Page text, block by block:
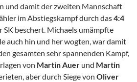
und damit der zweiten Mannschaft
im Abstiegskampf durch das4:4
SK beschert. Michaels umämpfte
auch hin und her wogten, war damit
gesamten sehr spannenden Kampf,
von Martin Auer und Martin
aber durch Siege von Oliver